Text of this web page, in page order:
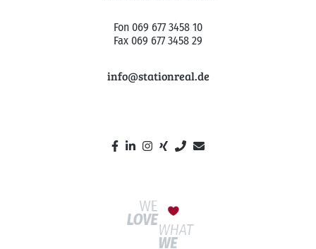
Fon 069 677 3458 10
Fax 069 677 3458 29
info@stationreal.de